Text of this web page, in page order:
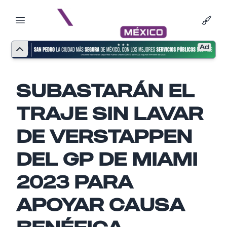
Ad
SUBASTARÁN EL
TRAJE SIN LAVAR
DE VERSTAPPEN
DEL GP DE MIAMI
2023 PARA
APOYAR CAUSA
Nombre